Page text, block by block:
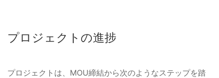
プロジェクトの進捗
プロジェクトは、MOU締結から次のようなステップを踏